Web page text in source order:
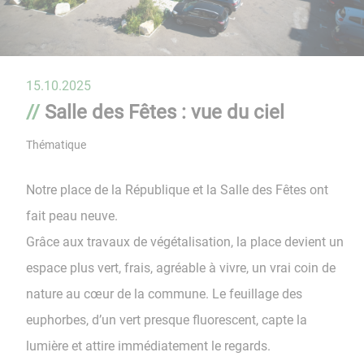
15.10.2025
Salle des Fêtes : vue du ciel
Thématique
Notre place de la République et la Salle des Fêtes ont
fait peau neuve.
Grâce aux travaux de végétalisation, la place devient un
espace plus vert, frais, agréable à vivre, un vrai coin de
nature au cœur de la commune. Le feuillage des
euphorbes, d’un vert presque fluorescent, capte la
lumière et attire immédiatement le regards.